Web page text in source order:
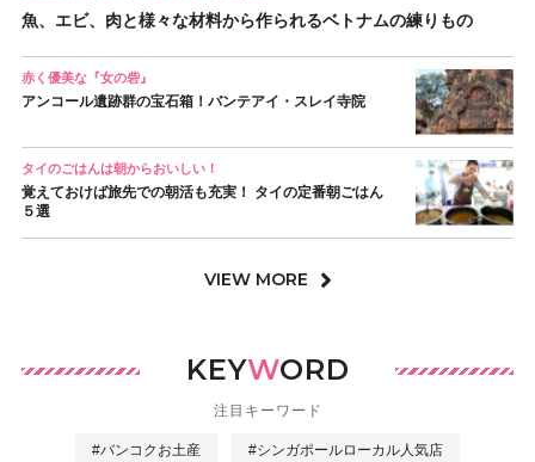
魚、エビ、肉と様々な材料から作られるベトナムの練りもの
赤く優美な『女の砦』
アンコール遺跡群の宝石箱！バンテアイ・スレイ寺院
タイのごはんは朝からおいしい！
覚えておけば旅先での朝活も充実！ タイの定番朝ごはん
５選
VIEW MORE
KEYWORD
注目キーワード
#バンコクお土産 #シンガポールローカル人気店